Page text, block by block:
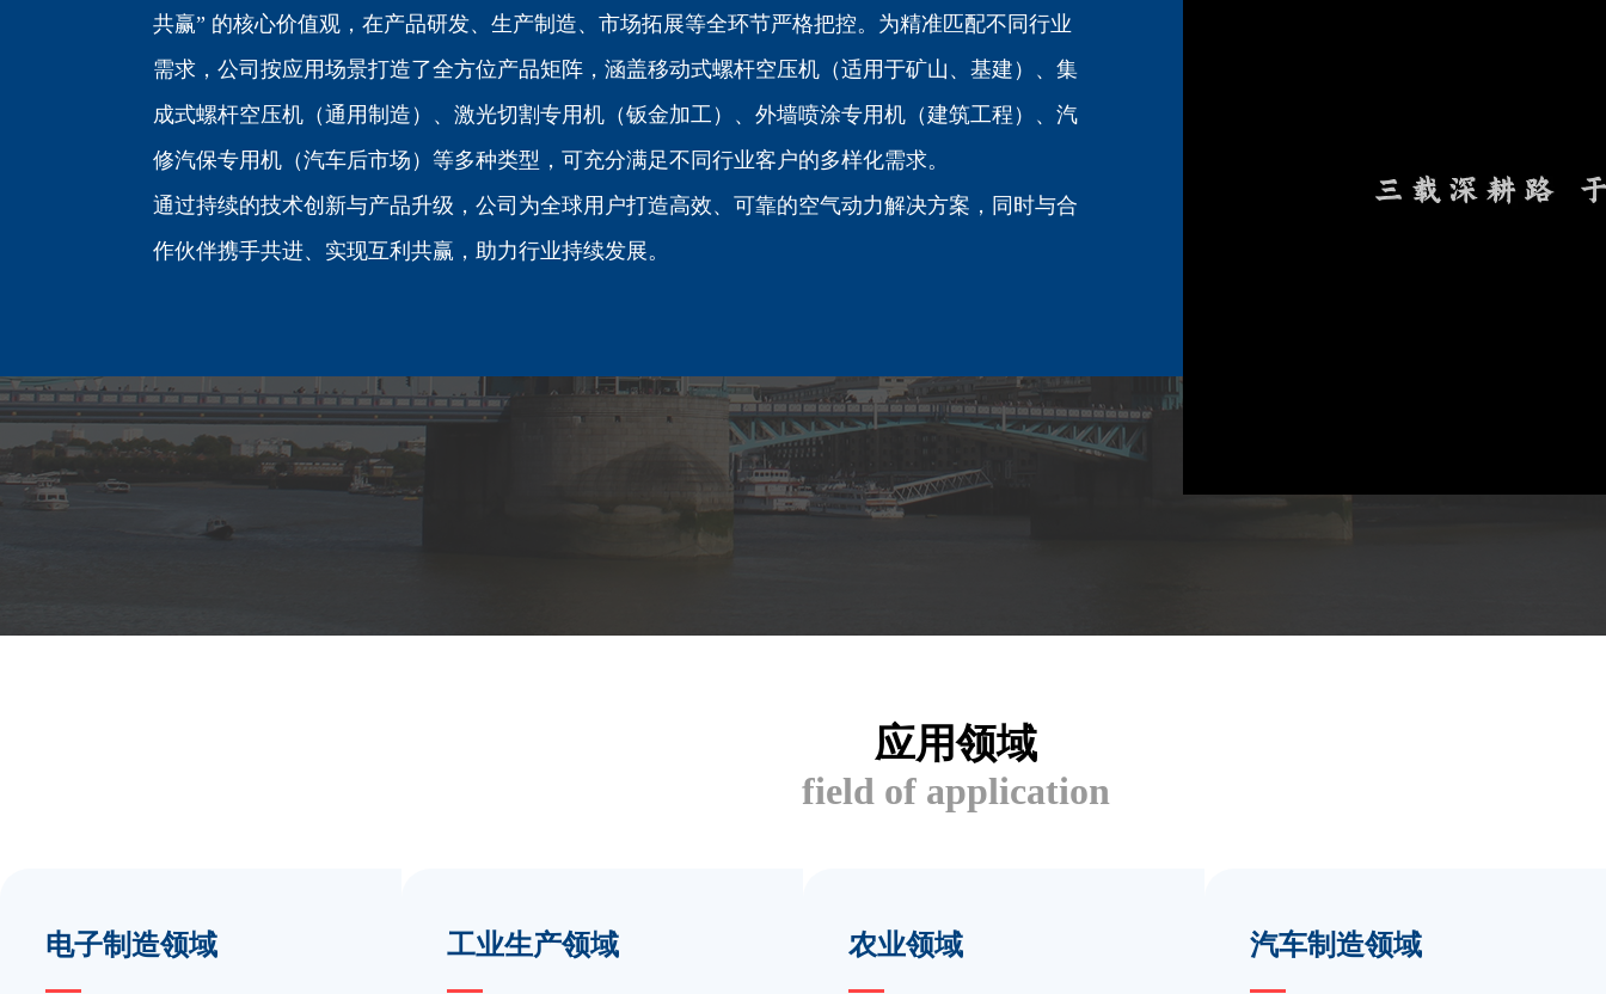
共赢” 的核心价值观，在产品研发、生产制造、市场拓展等全环节严格把控。为精准匹配不同行业
需求，公司按应用场景打造了全方位产品矩阵，涵盖移动式螺杆空压机（适用于矿山、基建）、集
成式螺杆空压机（通用制造）、激光切割专用机（钣金加工）、外墙喷涂专用机（建筑工程）、汽
修汽保专用机（汽车后市场）等多种类型，可充分满足不同行业客户的多样化需求。
通过持续的技术创新与产品升级，公司为全球用户打造高效、可靠的空气动力解决方案，同时与合
作伙伴携手共进、实现互利共赢，助力行业持续发展。
应用领域
field of application
电子制造领域 工业生产领域 农业领域 汽车制造领域